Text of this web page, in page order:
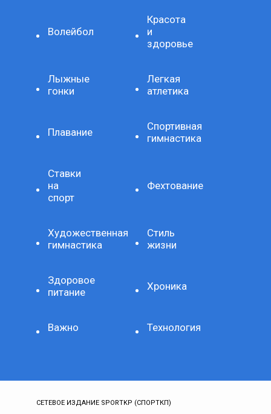
Волейбол
Красота
и
здоровье
Лыжные
гонки
Легкая
атлетика
Плавание
Спортивная
гимнастика
Ставки
на
спорт
Фехтование
Художественная
гимнастика
Стиль
жизни
Здоровое
питание
Хроника
Важно Технология
СЕТЕВОЕ ИЗДАНИЕ SPORTKP (СПОРТКП)